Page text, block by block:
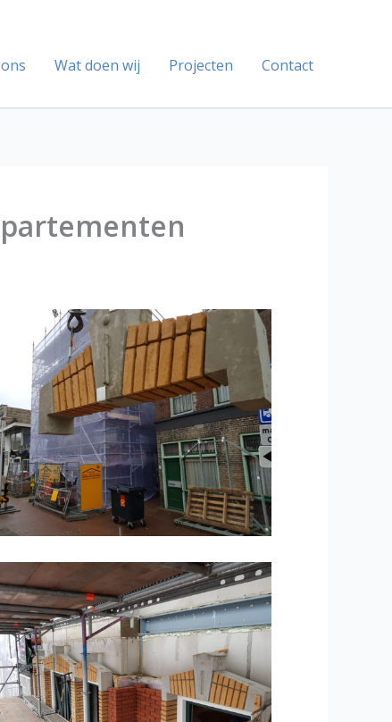
Wat doen wij Projecten Contact